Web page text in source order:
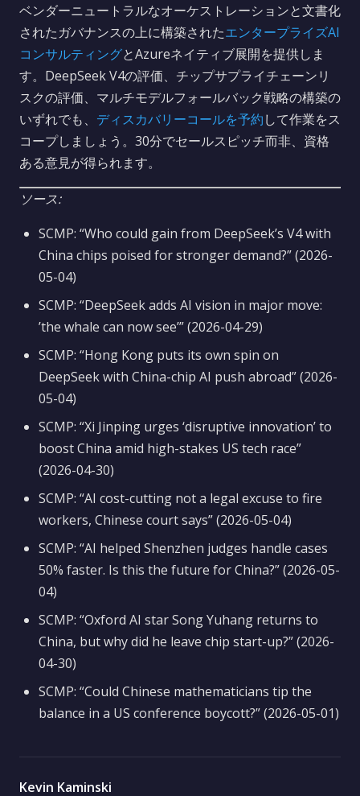
ベンダーニュートラルなオーケストレーションと文書化
されたガバナンスの上に構築されたエンタープライズAI
コンサルティングとAzureネイティブ展開を提供しま
す。DeepSeek V4の評価、チップサプライチェーンリ
スクの評価、マルチモデルフォールバック戦略の構築の
いずれでも、 ディスカバリーコールを予約して作業をス
コープしましょう。30分でセールスピッチ而非、資格
ある意見が得られます。
ソース:
SCMP: “Who could gain from DeepSeek’s V4 with
China chips poised for stronger demand?” (2026-
05-04)
SCMP: “DeepSeek adds AI vision in major move:
’the whale can now see’” (2026-04-29)
SCMP: “Hong Kong puts its own spin on
DeepSeek with China-chip AI push abroad” (2026-
05-04)
SCMP: “Xi Jinping urges ‘disruptive innovation’ to
boost China amid high-stakes US tech race”
(2026-04-30)
SCMP: “AI cost-cutting not a legal excuse to fire
workers, Chinese court says” (2026-05-04)
SCMP: “AI helped Shenzhen judges handle cases
50% faster. Is this the future for China?” (2026-05-
04)
SCMP: “Oxford AI star Song Yuhang returns to
China, but why did he leave chip start-up?” (2026-
04-30)
SCMP: “Could Chinese mathematicians tip the
balance in a US conference boycott?” (2026-05-01)
Kevin Kaminski